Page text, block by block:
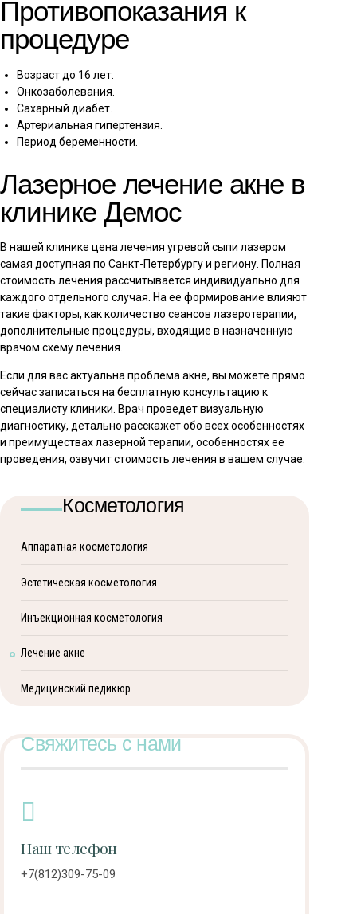
Противопоказания к
процедуре
Возраст до 16 лет.
Онкозаболевания.
Сахарный диабет.
Артериальная гипертензия.
Период беременности.
Лазерное лечение акне в
клинике Демос
В нашей клинике цена лечения угревой сыпи лазером
самая доступная по Санкт-Петербургу и региону. Полная
стоимость лечения рассчитывается индивидуально для
каждого отдельного случая. На ее формирование влияют
такие факторы, как количество сеансов лазеротерапии,
дополнительные процедуры, входящие в назначенную
врачом схему лечения.
Если для вас актуальна проблема акне, вы можете прямо
сейчас записаться на бесплатную консультацию к
специалисту клиники. Врач проведет визуальную
диагностику, детально расскажет обо всех особенностях
и преимуществах лазерной терапии, особенностях ее
проведения, озвучит стоимость лечения в вашем случае.
Косметология
Аппаратная косметология
Эстетическая косметология
Инъекционная косметология
Лечение акне
Медицинский педикюр
Свяжитесь с нами
Наш телефон
+7(812)309-75-09